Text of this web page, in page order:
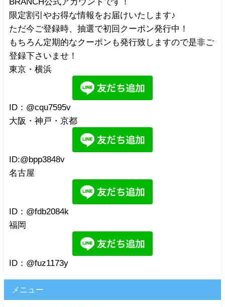
限定割引やお得な情報をお届けいたします♪
ただ今ご登録時、抽選で初回クーポン発行中！
もちろん定期的なクーポンも発行致しますので是非ご
登録下さいませ！
東京・横浜
ID：@cqu7595v
大阪・神戸・京都
ID:@bpp3848v
名古屋
ID：@fdb2084k
福岡
ID：@fuz1173y
メニュー